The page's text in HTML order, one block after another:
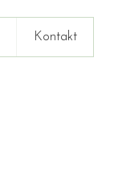
Kontakt